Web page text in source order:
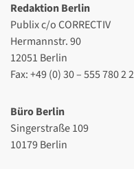
Redaktion Berlin
Publix c/o CORRECTIV
Hermannstr. 90
12051 Berlin
Fax: +49 (0) 30 – 555 780 2
Büro Berlin
Singerstraße 109
10179 Berlin